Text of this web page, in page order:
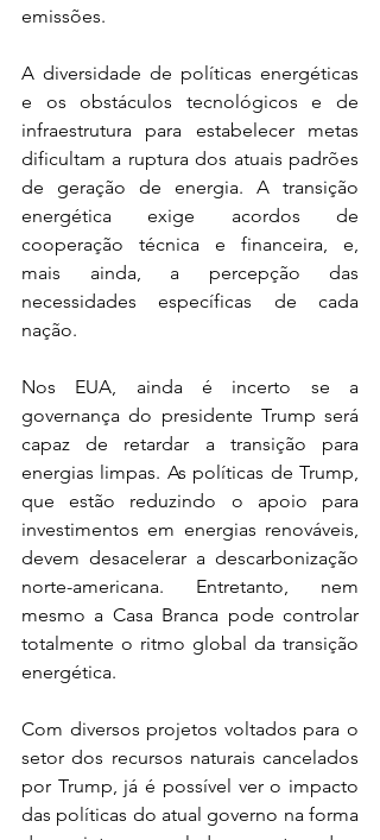
emissões.
A diversidade de políticas energéticas
e os obstáculos tecnológicos e de
infraestrutura para estabelecer metas
dificultam a ruptura dos atuais padrões
de geração de energia. A transição
energética exige acordos de
cooperação técnica e financeira, e,
mais ainda, a percepção das
necessidades específicas de cada
nação.
Nos EUA, ainda é incerto se a
governança do presidente Trump será
capaz de retardar a transição para
energias limpas. As políticas de Trump,
que estão reduzindo o apoio para
investimentos em energias renováveis,
devem desacelerar a descarbonização
norte-americana. Entretanto, nem
mesmo a Casa Branca pode controlar
totalmente o ritmo global da transição
energética.
Com diversos projetos voltados para o
setor dos recursos naturais cancelados
por Trump, já é possível ver o impacto
das políticas do atual governo na forma